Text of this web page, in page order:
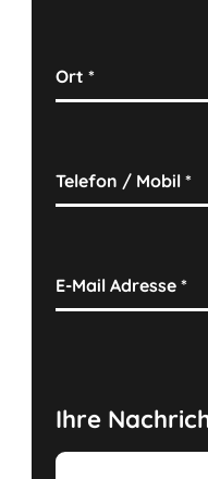
Ort*
Telefon / Mobil*
E-Mail Adresse*
Ihre